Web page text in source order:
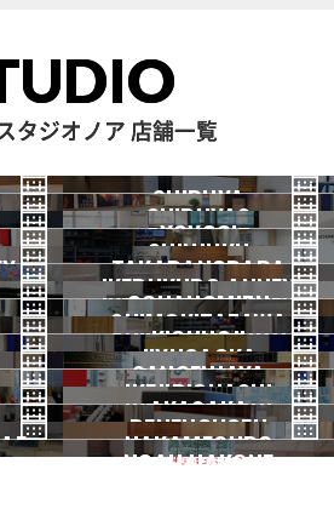
タジオノア 店舗一覧
SHIBUYA
渋谷本店
SHIBUYA2
渋谷2号
YOYOGI
代々木
SHINJUKU
新宿
TAKADANOBABA
高田馬場
IKEBUKURO ANNEX
池袋ANNEX
OCHANOMIZU
御茶ノ水
SHIMOKITAZAWA
下北沢
KICHIJOJI
吉祥寺
JIYUGAOKA
自由が丘
SANGENJAYA
三軒茶屋
IKEJIRIOHASHI
池尻大橋
一時閉店中
AKASAKA
赤坂
DENENCHOFU
田園調布
NAKAMEGURO
NOAH HAKONE